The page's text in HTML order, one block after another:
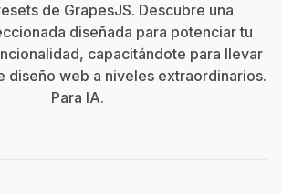
de GrapesJS. Descubre una
diseñada para potenciar tu
capacitándote para llevar
diseño web a niveles extraordinarios.
Para IA.